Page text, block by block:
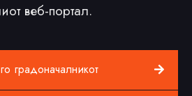
веб-портал.
градоначалникот